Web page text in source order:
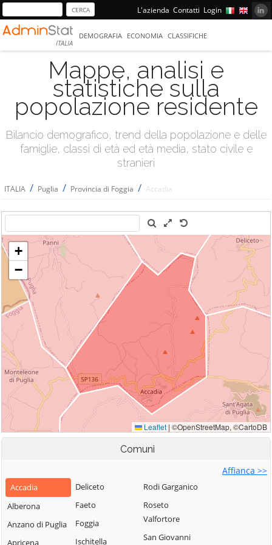
L'azienda Contatti Login
ITALIA
DEMOGRAFIA ECONOMIA CLASSIFICHE
Mappe, analisi e
statistiche sulla
popolazione residente
Bilancio demografico, trend della popolazione e delle
famiglie, classi di età ed età media, stato civile e
stranieri
ITALIA / Puglia / Provincia di Foggia / Accadia
Comuni
Affianca >>
Accadia
Alberona
Anzano di Puglia
Apricena
Deliceto
Faeto
Foggia
Ischitella
Rodi Garganico
Roseto
Valfortore
San Giovanni